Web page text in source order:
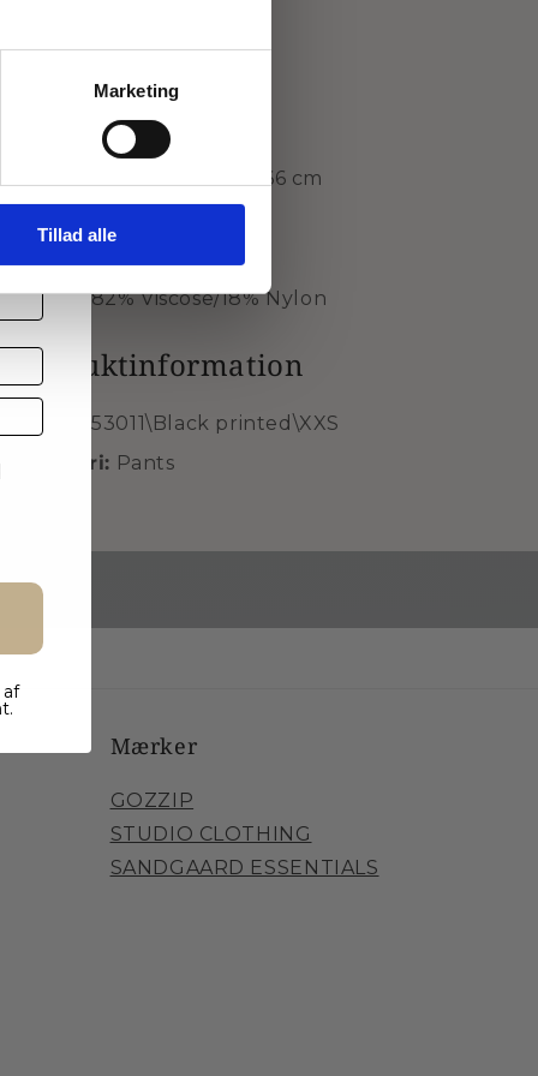
Marketing
Tillad alle
Denne model er str. M
Halv talje: 44 cm
Indvendig skridtlængde: 66 cm
Brand: Gozzip Woman
Style nr.: G253011
Kvalitet: 82% Viscose/18% Nylon
Produktinformation
G253011\Black printed\XXS
Kategori: Pants
Mærker
GOZZIP
STUDIO CLOTHING
SANDGAARD ESSENTIALS
af